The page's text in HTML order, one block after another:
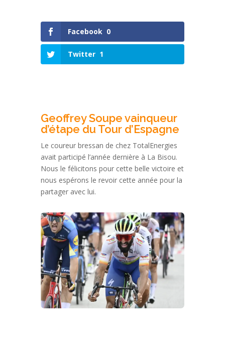
Facebook 0
Twitter 1
Geoffrey Soupe vainqueur
d’étape du Tour d’Espagne
Le coureur bressan de chez TotalEnergies
avait participé l’année dernière à La Bisou.
Nous le félicitons pour cette belle victoire et
nous espérons le revoir cette année pour la
partager avec lui.